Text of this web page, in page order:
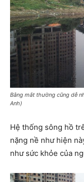
Bằng mắt thường cũng dễ
Anh)
Hệ thống sông hồ
nặng nề như hiện
như sức khỏe của